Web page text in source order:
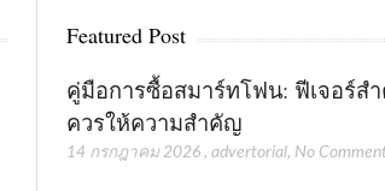
Featured Post
คู่มือการซื้อสมาร์ทโฟน: ฟีเจอร์ส
ควรให้ความสำคัญ
14 กรกฎาคม 2026 ,advertorial, No